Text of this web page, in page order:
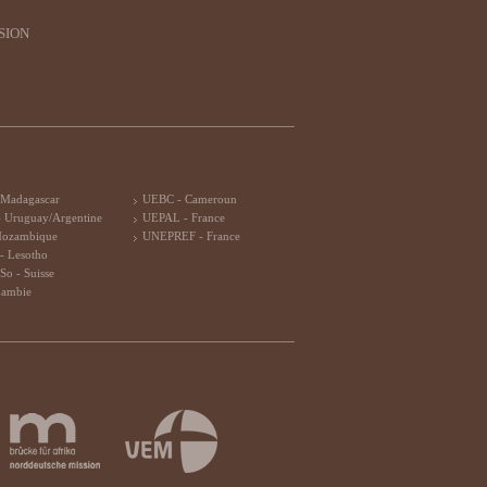
Uruguay/Argentine
Lesotho
- Suisse
UEBC - Cameroun
UEPAL - France
UNEPREF - France